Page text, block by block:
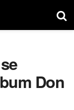
Don